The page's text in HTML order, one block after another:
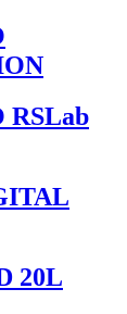
RSLab
20L